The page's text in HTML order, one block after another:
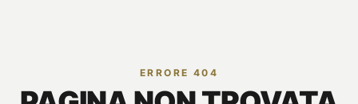
ERRORE 404